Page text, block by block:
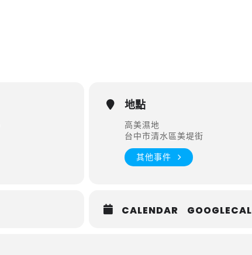
地點
高美濕地
台中市清水區美堤街
其他事件
CALENDAR GOOGLECAL